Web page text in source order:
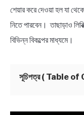
EDUCATIONAL
BENGALI WISHES
শেয়ার করে দেওয়া হল যা
নিতে পারবেন। তাছাড়াও
বিভিন্ন বিকল্পের মাধ্যমে।
সূচিপত্র ( Table